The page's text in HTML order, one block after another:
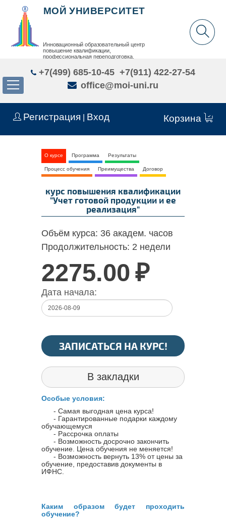
Регистрация Вход Корзина
МОЙ УНИВЕРСИТЕТ
Инновационный образовательный центр
повышение квалификации,
профессиональная переподготовка,
+7(499) 685-10-45 +7(911) 422-27-54
office@moi-uni.ru
О курсе Программа Результаты
Процесс обучения Преимущества Договор
курс повышения квалификации
"Учет готовой продукции и ее
реализация"
Объём курса: 36 академ. часов
Продолжительность: 2 недели
2275.00 ₽
Дата начала:
ЗАПИСАТЬСЯ НА КУРС!
В закладки
Особые условия:
- Самая выгодная цена курса!
- Гарантированные подарки каждому
обучающемуся
- Рассрочка оплаты
- Возможность досрочно закончить
обучение. Цена обучения не меняется!
- Возможность вернуть 13% от цены за
обучение, предоставив документы в
ИФНС.
Каким образом будет проходить
обучение?